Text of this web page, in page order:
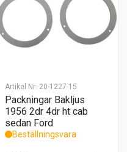
Artikel Nr: 20-1227-15
Packningar Bakljus
1956 2dr 4dr ht cab
sedan Ford
Beställningsvara